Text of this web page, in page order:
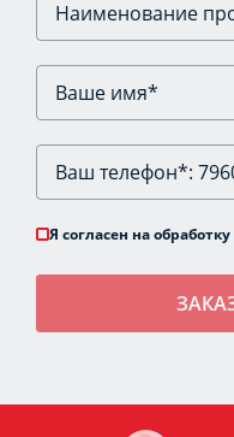
Я согласен на обработку